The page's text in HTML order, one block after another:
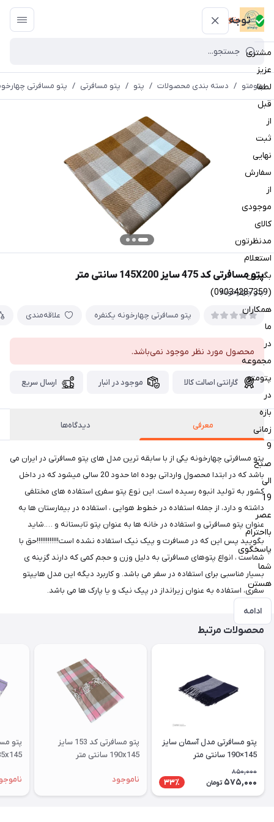
توجه
مشتری
عزیز
لطفا
قبل
از
ثبت
نهایی
سفارش
از
موجودی
کالای
مدنظرتون
استعلام
بگیرین
(09034287359)
همکاران
ما
در
مجموعه
پتومتو
در
بازه
زمانی
9
صبح
الی
19
عصر
بااحترام
پاسخگوی
شما
هستن
ادامه
پتومتو
پتومتو / دسته بندی محصولات / پتو / پتو مسافرتی / پتو مسافرتی
پتو مسافرتی کد 475 سایز 145X200 سانتی متر
پتو چهارخونه
پتو مسافرتی چهارخونه یکنفره علاقه‌مندی
محصول مورد نظر موجود نمی‌باشد.
گارانتی اصالت کالا موجود در انبار ارسال سریع
معرفی دیدگاه‌ها
پتو مسافرتی چهارخونه یکی از با سابقه ترین مدل های پتو مسافرتی در ایران می
باشد که در ابتدا محصول وارداتی بوده اما حدود 20 سالی میشود که در داخل
کشور به تولید انبوه رسیده است. این نوع پتو سفری استفاده های مختلفی
داشته و دارد، از جمله استفاده در خطوط هوایی ، استفاده در بیمارستان ها به
عنوان پتو مسافرتی و استفاده در خانه ها به عنوان پتو تابستانه و ….شاید
بگویید پس این که در مسافرت و پیک نیک استفاده نشده است!!!!!!!!!!!!حق با
شماست ، انواع پتوهای مسافرتی به دلیل وزن و حجم کمی که دارند گزینه ی
بسیار مناسبی برای استفاده در سفر می باشد. و کاربرد دیگه این مدل هایپتو
سفری، استفاده به عنوان زیرانداز در پیک نیک و یا پارک ها می باشد.
محصولات مرتبط
پتو مسافرتی مدل آسمان سایز
145×190 سانتی متر
850,000
575,000 تومان 33٪
پتو مسافرتی کد 153 سایز
190x145 سانتی متر
ناموجود
185x145 سانتی متر